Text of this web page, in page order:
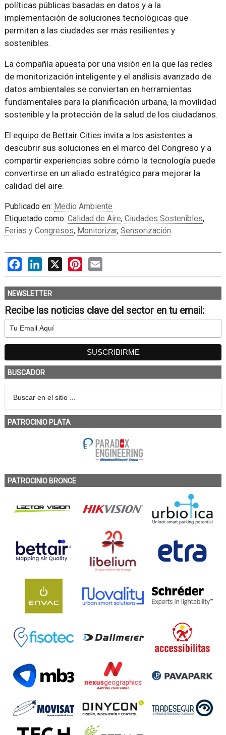
políticas públicas basadas en datos y a la
implementación de soluciones tecnológicas que
permitan a las ciudades ser más resilientes y
sostenibles.
La compañía apuesta por una visión en la que las redes
de monitorización inteligente y el análisis avanzado de
datos ambientales se conviertan en herramientas
fundamentales para la planificación urbana, la movilidad
sostenible y la protección de la salud de los ciudadanos.
El equipo de Bettair Cities invita a los asistentes a
descubrir sus soluciones en el marco del Congreso y a
compartir experiencias sobre cómo la tecnología puede
convertirse en un aliado estratégico para mejorar la
calidad del aire.
Publicado en: Medio Ambiente
Etiquetado como: Calidad de Aire, Ciudades Sostenibles,
Ferias y Congresos, Monitorizar, Sensorización
FacebookLinkedIn
X PinterestEmail
NEWSLETTER
Recibe las noticias clave del sector en tu email:
BUSCADOR
PATROCINIO PLATA
PATROCINIO BRONCE